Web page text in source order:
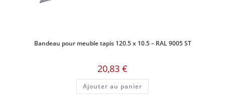
Bandeau pour meuble tapis 120.5 x 10.5 – RAL 9005 ST
20,83 €
Ajouter au panier